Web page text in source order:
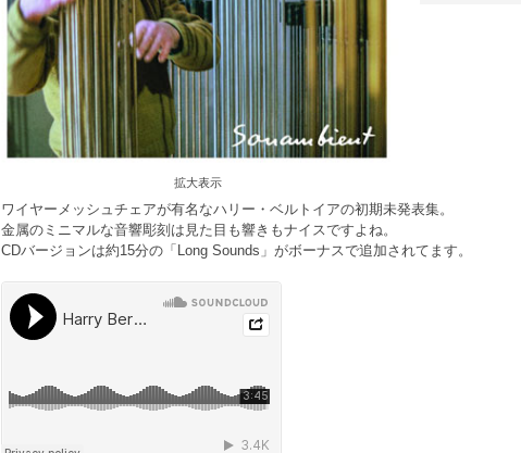
拡大表示
ワイヤーメッシュチェアが有名なハリー・ベルトイアの初期未発表集。
金属のミニマルな音響彫刻は見た目も響きもナイスですよね。
CDバージョンは約15分の「Long Sounds」がボーナスで追加されてます。